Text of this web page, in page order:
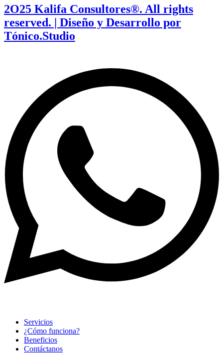
2O25 Kalifa Consultores®. All rights
reserved. | Diseño y Desarrollo por
Tónico.Studio
Servicios
¿Cómo funciona?
Beneficios
Contáctanos